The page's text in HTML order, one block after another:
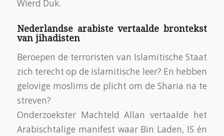
Wierd Duk.
Nederlandse arabiste vertaalde brontekst
van jihadisten
Beroepen de terroristen van Islamitische Staat
zich terecht op de islamitische leer? En hebben
gelovige moslims de plicht om de Sharia na te
streven?
Onderzoekster Machteld Allan vertaalde het
Arabischtalige manifest waar Bin Laden, IS én